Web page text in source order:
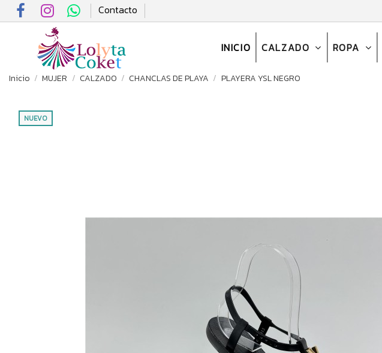
Contacto
INICIO CALZADO ROPA
Inicio MUJER CALZADO CHANCLAS DE PLAYA PLAYERA YSL NEGRO
NUEVO